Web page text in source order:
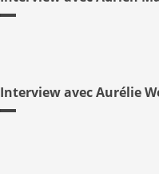
Interview avec Aurélie